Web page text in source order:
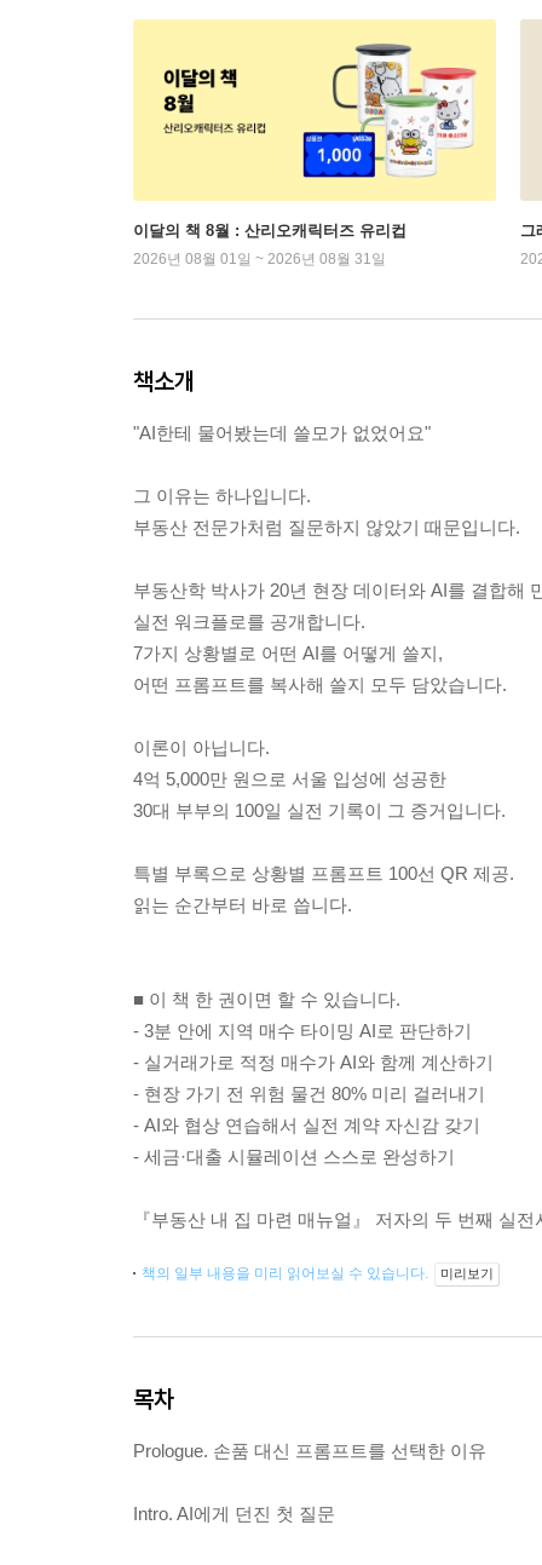
이달의 책 8월 : 산리오캐릭터즈 유리컵
2026년 08월 01일 ~ 2026년 08월 31일
그
책소개
"AI한테 물어봤는데 쓸모가 없었어요"
그 이유는 하나입니다.
부동산 전문가처럼 질문하지 않았기 때문입니다.
부동산학 박사가 20년 현장 데이터와 AI를 결합해
실전 워크플로를 공개합니다.
7가지 상황별로 어떤 AI를 어떻게 쓸지,
어떤 프롬프트를 복사해 쓸지 모두 담았습니다.
이론이 아닙니다.
4억 5,000만 원으로 서울 입성에 성공한
30대 부부의 100일 실전 기록이 그 증거입니다.
특별 부록으로 상황별 프롬프트 100선 QR 제공.
읽는 순간부터 바로 씁니다.
■ 이 책 한 권이면 할 수 있습니다.
- 3분 안에 지역 매수 타이밍 AI로 판단하기
- 실거래가로 적정 매수가 AI와 함께 계산하기
- 현장 가기 전 위험 물건 80% 미리 걸러내기
- AI와 협상 연습해서 실전 계약 자신감 갖기
- 세금·대출 시뮬레이션 스스로 완성하기
『부동산 내 집 마련 매뉴얼』 저자의 두 번째 실전
책의 일부 내용을 미리 읽어보실 수 있습니다. 미리보기
목차
Prologue. 손품 대신 프롬프트를 선택한 이유
Intro. AI에게 던진 첫 질문